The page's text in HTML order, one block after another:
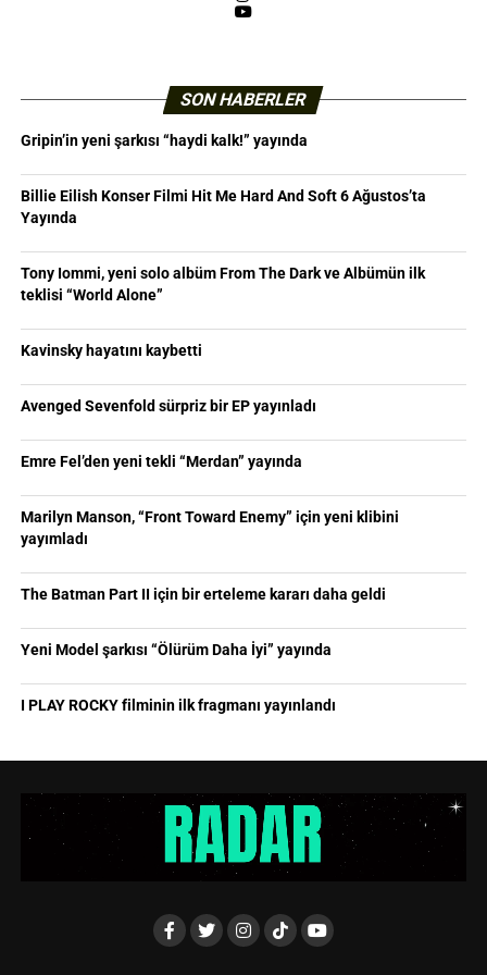
YouTube
SON HABERLER
Gripin’in yeni şarkısı “haydi kalk!” yayında
Billie Eilish Konser Filmi Hit Me Hard And Soft 6 Ağustos’ta
Yayında
Tony Iommi, yeni solo albüm From The Dark ve Albümün ilk
teklisi “World Alone”
Kavinsky hayatını kaybetti
Avenged Sevenfold sürpriz bir EP yayınladı
Emre Fel’den yeni tekli “Merdan” yayında
Marilyn Manson, “Front Toward Enemy” için yeni klibini
yayımladı
The Batman Part II için bir erteleme kararı daha geldi
Yeni Model şarkısı “Ölürüm Daha İyi” yayında
I PLAY ROCKY filminin ilk fragmanı yayınlandı